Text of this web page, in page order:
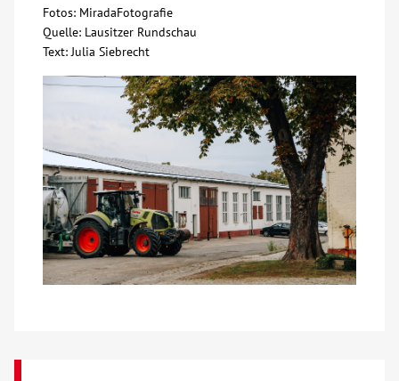
Fotos: MiradaFotografie
Quelle: Lausitzer Rundschau
Text: Julia Siebrecht